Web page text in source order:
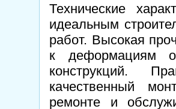
Технические
идеальным
работ. Высокая
к деформациям
конструкций.
качественный
ремонте и